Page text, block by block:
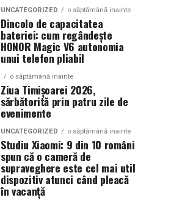
UNCATEGORIZED o săptămână inainte
Dincolo de capacitatea
bateriei: cum regândește
HONOR Magic V6 autonomia
unui telefon pliabil
o săptămână inainte
Ziua Timișoarei 2026,
sărbătorită prin patru zile de
evenimente
UNCATEGORIZED o săptămână inainte
Studiu Xiaomi: 9 din 10 români
spun că o cameră de
supraveghere este cel mai util
dispozitiv atunci când pleacă
în vacanță